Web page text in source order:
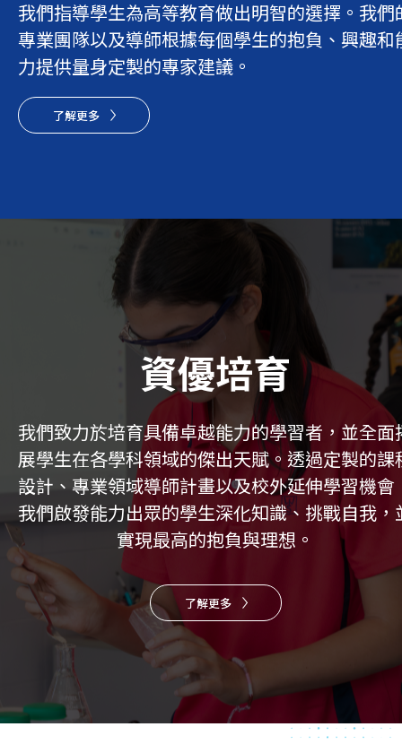
我們指導學生為高等教育做出明智的選擇。我們
專業團隊以及導師根據每個學生的抱負、興趣和
力提供量身定製的專家建議。
了解更多
資優培育
我們致力於培育具備卓越能力的學習者，並全面
展學生在各學科領域的傑出天賦。透過定製的課
設計、專業領域導師計畫以及校外延伸學習機會
我們啟發能力出眾的學生深化知識、挑戰自我，
實現最高的抱負與理想。
了解更多